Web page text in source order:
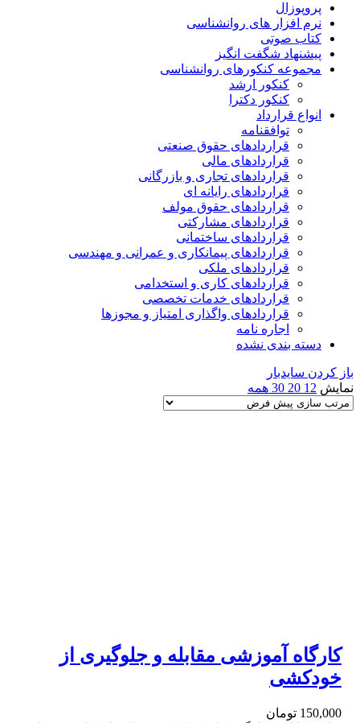
پروپوزال
نرم افزار های روانشناسی
کتاب صوتی
پیشنهاد شگفت انگیز
مجموعه کنکورهای روانشناسی
کنکور ارشد
کنکور دکترا
انواع قرارداد
توافقنامه
قراردادهای حقوق صنعتی
قراردادهای مالی
قراردادهای تجاری و بازرگانی
قراردادهای رایانه ای
قراردادهای حقوق مولف
قراردادهای مشارکتی
قراردادهای ساختمانی
قراردادهای پیمانکاری و عمرانی و مهندسی
قراردادهای ملکی
قراردادهای کاری و استخدامی
قراردادهای خدمات تخصصی
قراردادهای واگذاری امتیاز و مجوزها
اجاره نامه
دسته بندی نشده
باز کردن سایدبار
نمایش 12
20
30 همه
کارگاه آموزشی مقابله و جلوگیری از
خودکشی
150,000 تومان